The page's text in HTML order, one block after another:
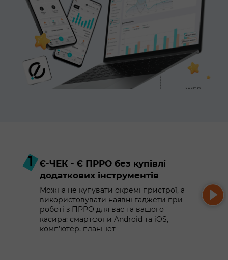
1 Є-ЧЕК - Є ПРРО без купівлі
додаткових інструментів
Можна не купувати окремі пристрої, а
використовувати наявні гаджети при
роботі з ПРРО для вас та вашого
касира: смартфони Android та iOS,
комп’ютер, планшет